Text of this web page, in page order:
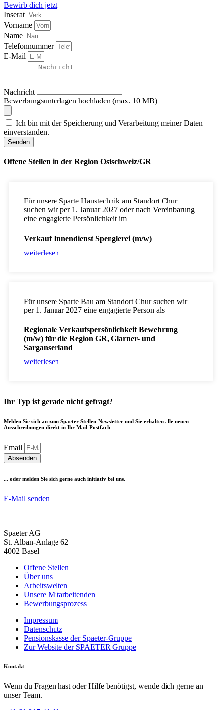
Bewirb dich jetzt
Inserat
Vorname
Name
Telefonnummer
E-Mail
Nachricht
Bewerbungsunterlagen hochladen (max. 10 MB)
Ich bin mit der Speicherung und Verarbeitung meiner Daten
einverstanden.
Senden
Offene Stellen in der Region Ostschweiz/GR
Für unsere Sparte Haustechnik am Standort Chur
suchen wir per 1. Januar 2027 oder nach Vereinbarung
eine engagierte Persönlichkeit im
Verkauf Innendienst Spenglerei (m/w)
weiterlesen
Für unsere Sparte Bau am Standort Chur suchen wir
per 1. Januar 2027 eine engagierte Person als
Regionale Verkaufspersönlichkeit Bewehrung
(m/w) für die Region GR, Glarner- und
Sarganserland
weiterlesen
Ihr Typ ist gerade nicht gefragt?
Melden Sie sich an zum Spaeter Stellen-Newsletter und Sie erhalten alle neuen
Ausschreibungen direkt in Ihr Mail-Postfach
Email
Absenden
... oder melden Sie sich gerne auch initiativ bei uns.
E-Mail senden
Spaeter AG
St. Alban-Anlage 62
4002 Basel
Offene Stellen
Über uns
Arbeitswelten
Unsere Mitarbeitenden
Bewerbungsprozess
Impressum
Datenschutz
Pensionskasse der Spaeter-Gruppe
Zur Website der SPAETER Gruppe
Kontakt
Wenn du Fragen hast oder Hilfe benötigst, wende dich gerne an
unser Team.